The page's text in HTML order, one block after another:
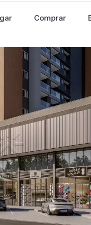
Comprar